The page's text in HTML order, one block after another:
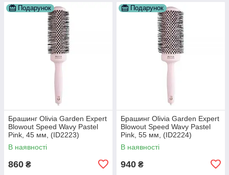
Подарунок
Брашинг Olivia Garden Expert
Blowout Speed Wavy Pastel
Pink, 45 мм, (ID2223)
В наявності
860 ₴
Подарунок
Брашинг Olivia Garden Expert
Blowout Speed Wavy Pastel
Pink, 55 мм, (ID2224)
В наявності
940 ₴